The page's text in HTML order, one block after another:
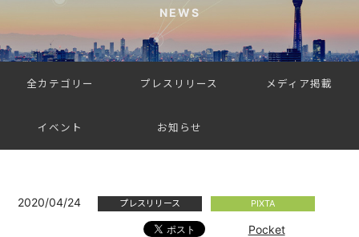
NEWS
全カテゴリー プレスリリース メディア掲載
イベント お知らせ
2020/04/24 プレスリリース PIXTA
Pocket